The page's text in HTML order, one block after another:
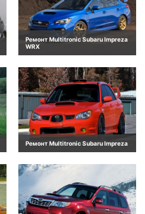
Ремонт Multitronic Subaru Impreza
WRX
Ремонт Multitronic Subaru Impreza